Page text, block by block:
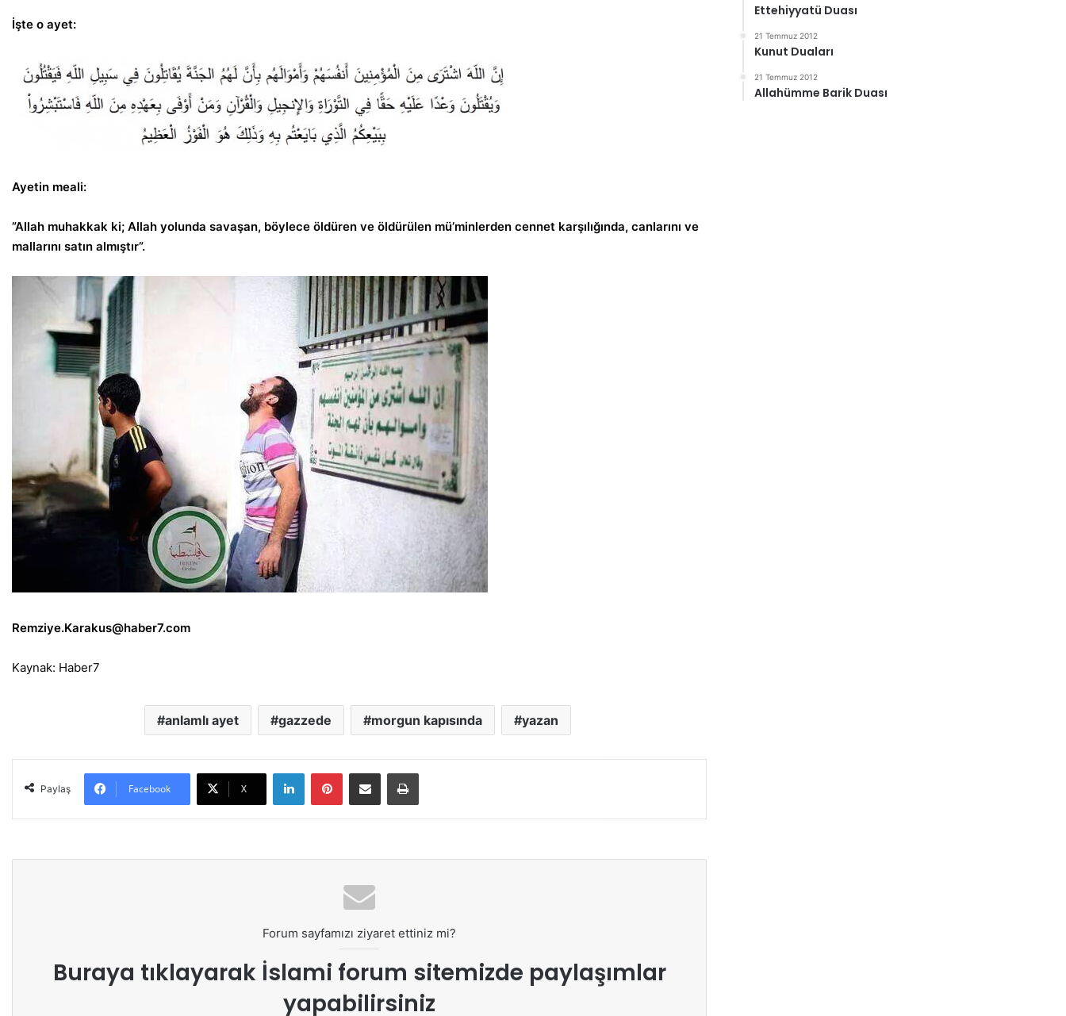
İşte o ayet:
Ayetin meali:
”Allah muhakkak ki; Allah yolunda savaşan, böylece öldüren ve öldürülen mü’minlerden cennet karşılığında, canlarını ve
mallarını satın almıştır”.
Remziye.Karakus@haber7.com
Kaynak: Haber7
anlamlı ayet gazzede morgun kapısında yazan
Paylaş Facebook X
Forum sayfamızı ziyaret ettiniz mi?
Buraya tıklayarak İslami forum sitemizde paylaşımlar
yapabilirsiniz
Ettehiyyatü Duası
21 Temmuz 2012
Kunut Duaları
21 Temmuz 2012
Allahümme Barik Duası